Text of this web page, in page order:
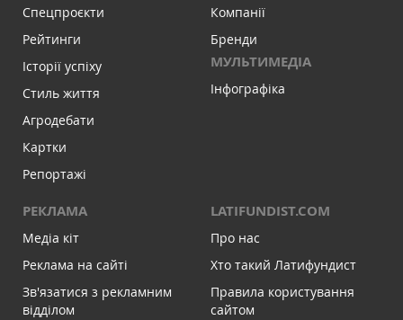
Спецпроєкти
Рейтинги
Історії успіху
Стиль життя
Агродебати
Картки
Репортажі
Компанії
Бренди
МУЛЬТИМЕДІА
Інфографіка
РЕКЛАМА
Медіа кіт
Реклама на сайті
Зв'язатися з рекламним
відділом
LATIFUNDIST.COM
Про нас
Хто такий Латифундист
Правила користування
сайтом